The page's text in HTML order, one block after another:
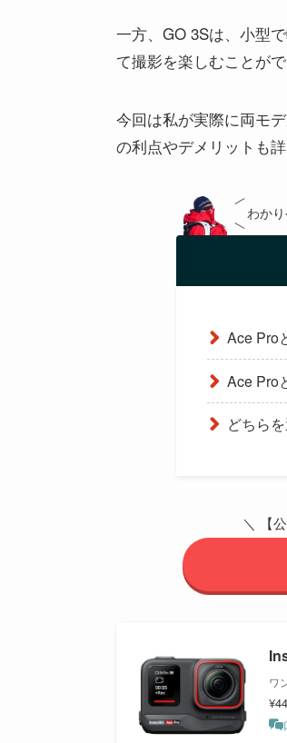
一方、GO 3Sは、小型
て撮影を楽しむことがで
今回は私が実際に両モ
の利点やデメリットも
わか
Ace Pro
Ace Pro
どちら
＼ 【
ワ